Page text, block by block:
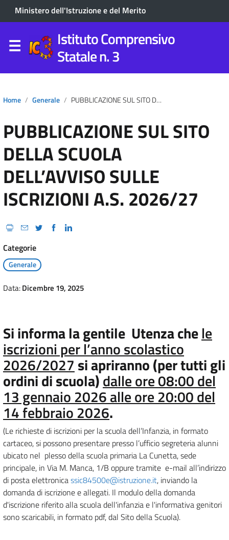
Ministero dell'Istruzione e del Merito
Istituto Comprensivo
Statale n. 3
Home Generale PUBBLICAZIONE SUL SITO DELLA SCUOLA DELL’AVVISO SULLE ISCRIZIONI A.S. 2026/27
PUBBLICAZIONE SUL SITO
DELLA SCUOLA
DELL’AVVISO SULLE
ISCRIZIONI A.S. 2026/27
Categorie
Generale
Data:Dicembre 19, 2025
Si informa la gentile Utenza chele
iscrizioni per l’anno scolastico
2026/2027 si apriranno (per tutti gli
ordini di scuola)dalle ore 08:00 del
13 gennaio 2026 alle ore 20:00 del
14 febbraio 2026.
(Le richieste di iscrizioni per la scuola dell’Infanzia, in formato
cartaceo, si possono presentare presso l’ufficio segreteria alunni
ubicato nel plesso della scuola primaria La Cunetta, sede
principale, in Via M. Manca, 1/B oppure tramite e-mail all’indirizzo
di posta elettronicassic84500e@istruzione.it, inviando la
domanda di iscrizione e allegati. Il modulo della domanda
d'iscrizione riferito alla scuola dell'infanzia e l'informativa genitori
sono scaricabili, in formato pdf, dal Sito della Scuola).